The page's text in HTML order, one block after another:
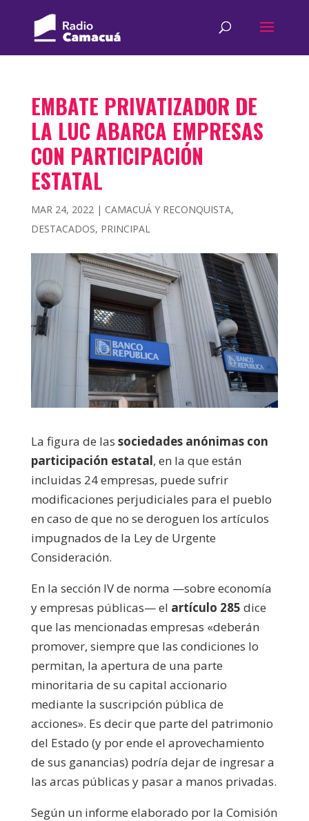
EMBATE PRIVATIZADOR DE
LA LUC ABARCA EMPRESAS
CON PARTICIPACIÓN
ESTATAL
MAR 24, 2022| CAMACUÁ Y RECONQUISTA,
DESTACADOS, PRINCIPAL
La figura de las sociedades anónimas con
participación estatal, en la que están
incluidas 24 empresas, puede sufrir
modificaciones perjudiciales para el pueblo
en caso de que no se deroguen los artículos
impugnados de la Ley de Urgente
Consideración.
En la sección IV de norma —sobre economía
y empresas públicas— el artículo 285 dice
que las mencionadas empresas «deberán
promover, siempre que las condiciones lo
permitan, la apertura de una parte
minoritaria de su capital accionario
mediante la suscripción pública de
acciones». Es decir que parte del patrimonio
del Estado (y por ende el aprovechamiento
de sus ganancias) podría dejar de ingresar a
las arcas públicas y pasar a manos privadas.
Según un informe elaborado por la Comisión